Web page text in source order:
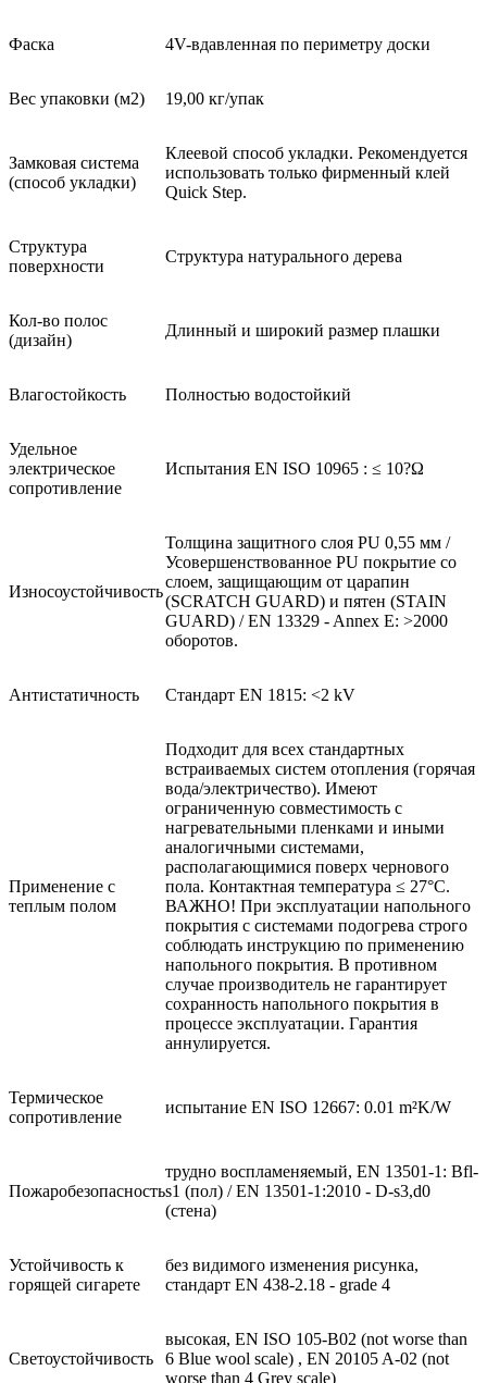
Фаска 4V-вдавленная по периметру доски
Вес упаковки (м2) 19,00 кг/упак
Замковая система
(способ укладки)
Клеевой способ укладки. Рекомендуется
использовать только фирменный клей
Quick Step.
Структура
поверхности
Структура натурального дерева
Кол-во полос
(дизайн)
Длинный и широкий размер плашки
Влагостойкость Полностью водостойкий
Удельное
электрическое
сопротивление
Испытания EN ISO 10965 : ≤ 10?Ω
Износоустойчивость
Толщина защитного слоя PU 0,55 мм /
Усовершенствованное PU покрытие со
слоем, защищающим от царапин
(SCRATCH GUARD) и пятен (STAIN
GUARD) / EN 13329 - Annex E: >2000
оборотов.
Антистатичность Стандарт EN 1815: <2 kV
Применение с
теплым полом
Подходит для всех стандартных
встраиваемых систем отопления (горячая
вода/электричество). Имеют
ограниченную совместимость с
нагревательными пленками и иными
аналогичными системами,
располагающимися поверх чернового
пола. Контактная температура ≤ 27°C.
ВАЖНО! При эксплуатации напольного
покрытия с системами подогрева строго
соблюдать инструкцию по применению
напольного покрытия. В противном
случае производитель не гарантирует
сохранность напольного покрытия в
процессе эксплуатации. Гарантия
аннулируется.
Термическое
сопротивление
испытание EN ISO 12667: 0.01 m²K/W
Пожаробезопасность
трудно воспламеняемый, EN 13501-1: Bfl-
s1 (пол) / EN 13501-1:2010 - D-s3,d0
(стена)
Устойчивость к
горящей сигарете
без видимого изменения рисунка,
стандарт EN 438-2.18 - grade 4
Светоустойчивость
высокая, EN ISO 105-B02 (not worse than
6 Blue wool scale) , EN 20105 A-02 (not
worse than 4 Grey scale)